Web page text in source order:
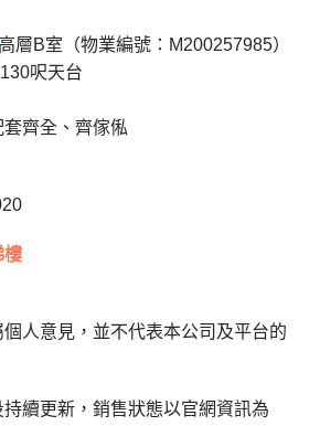
層B室（物業編號：M200257985）
呎天台
齊全、齊傢俬
樓
人意見，並不代表本公司及平台的
持續更新，銷售狀態以官網資訊為